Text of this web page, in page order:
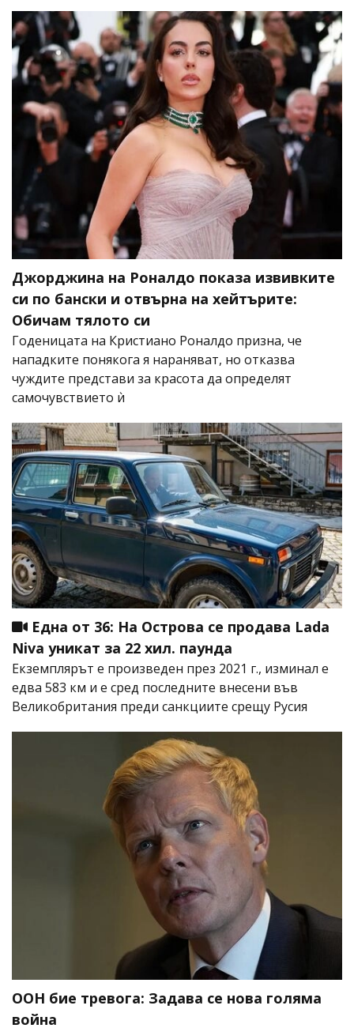
Джорджина на Роналдо показа извивките
си по бански и отвърна на хейтърите:
Обичам тялото си
Годеницата на Кристиано Роналдо призна, че
нападките понякога я нараняват, но отказва
чуждите представи за красота да определят
самочувствието ѝ
Една от 36: На Острова се продава Lada
Niva уникат за 22 хил. паунда
Екземплярът е произведен през 2021 г., изминал е
едва 583 км и е сред последните внесени във
Великобритания преди санкциите срещу Русия
ООН бие тревога: Задава се нова голяма
война